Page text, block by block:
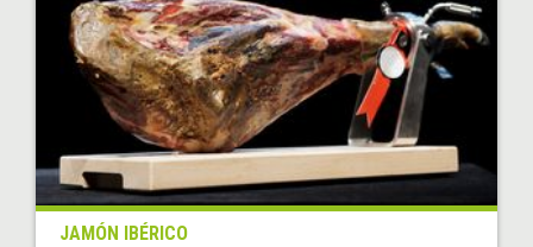
JAMÓN IBÉRICO